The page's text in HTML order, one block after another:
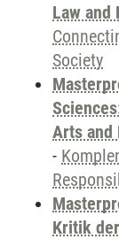
Law and
Society
Arts and
-
Kritik